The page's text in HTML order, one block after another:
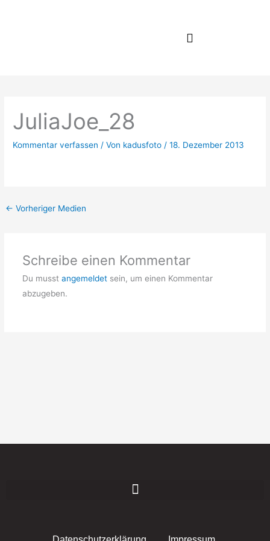
JuliaJoe_28
Kommentar verfassen / Von kadusfoto /18. Dezember 2013
← Vorheriger Medien
Schreibe einen Kommentar
Du musst angemeldetsein, um einen Kommentar
abzugeben.